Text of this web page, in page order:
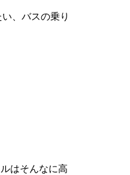
、バスの乗り
はそんなに高